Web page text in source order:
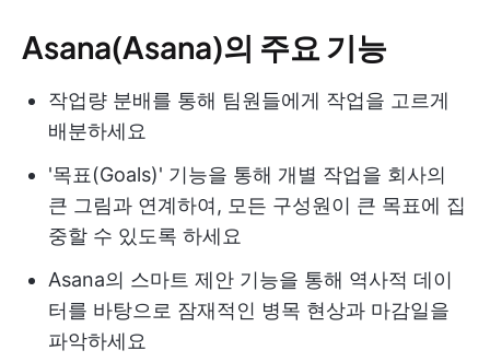
Asana(Asana)의 주요 기능
작업량 분배를 통해 팀원들에게 작업을 고르게
배분하세요
'목표(Goals)' 기능을 통해 개별 작업을 회사의
큰 그림과 연계하여, 모든 구성원이 큰 목표에 집
중할 수 있도록 하세요
Asana의 스마트 제안 기능을 통해 역사적 데이
터를 바탕으로 잠재적인 병목 현상과 마감일을
파악하세요